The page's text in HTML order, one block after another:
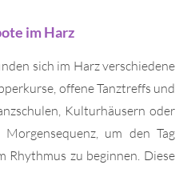
im Harz
sich im Harz verschiedene
offene Tanztreffs und
Kulturhäusern oder
um den Tag
Rhythmus zu beginnen. Diese